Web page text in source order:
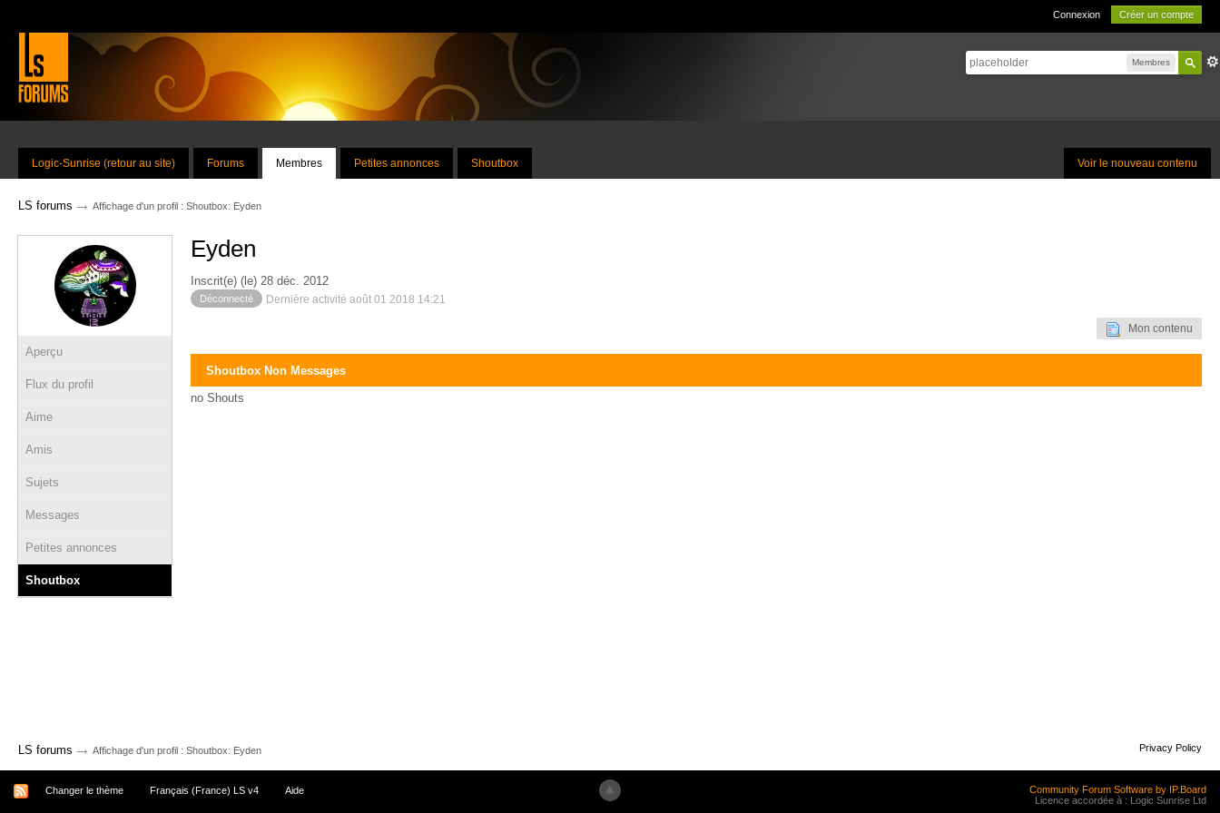
Connexion Créer un compte
Membres
Voir le nouveau contenu
Logic-Sunrise (retour au site) Forums Membres Petites annonces Shoutbox
LS forums → Affichage d'un profil : Shoutbox: Eyden
Aperçu
Flux du profil
Aime
Amis
Sujets
Messages
Petites annonces
Shoutbox
Eyden
Inscrit(e) (le) 28 déc. 2012
Déconnecté Dernière activité août 01 2018 14:21
Mon contenu
Shoutbox Non Messages
no Shouts
LS forums → Affichage d'un profil : Shoutbox: Eyden Privacy Policy
Changer le thème Français (France) LS v4 Aide
Community Forum Software by IP.Board
Licence accordée à : Logic Sunrise Ltd